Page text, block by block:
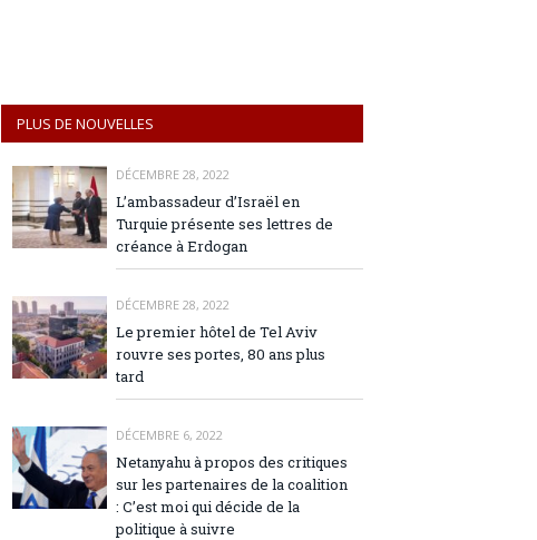
PLUS DE NOUVELLES
DÉCEMBRE 28, 2022
L’ambassadeur d’Israël en
Turquie présente ses lettres de
créance à Erdogan
DÉCEMBRE 28, 2022
Le premier hôtel de Tel Aviv
rouvre ses portes, 80 ans plus
tard
DÉCEMBRE 6, 2022
Netanyahu à propos des critiques
sur les partenaires de la coalition
: C’est moi qui décide de la
politique à suivre